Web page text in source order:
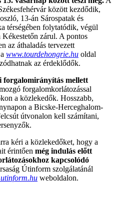
között kezdődik,
13-án Sárospatak és
térségében folytatódik, végül
zárul. A pontos
az áthaladás tervezett
www.tourdehongrie.hu oldal
az érdeklődők.
forgalomirányítás mellett
forgalomkorlátozással
a közlekedők. Hosszabb,
a Bicske-Herceghalom-
útvonalon kell számítani,
kéri a közlekedőket, hogy a
érintően még indulás előtt
kapcsolódó
Útinform szolgálatánál
weboldalon.